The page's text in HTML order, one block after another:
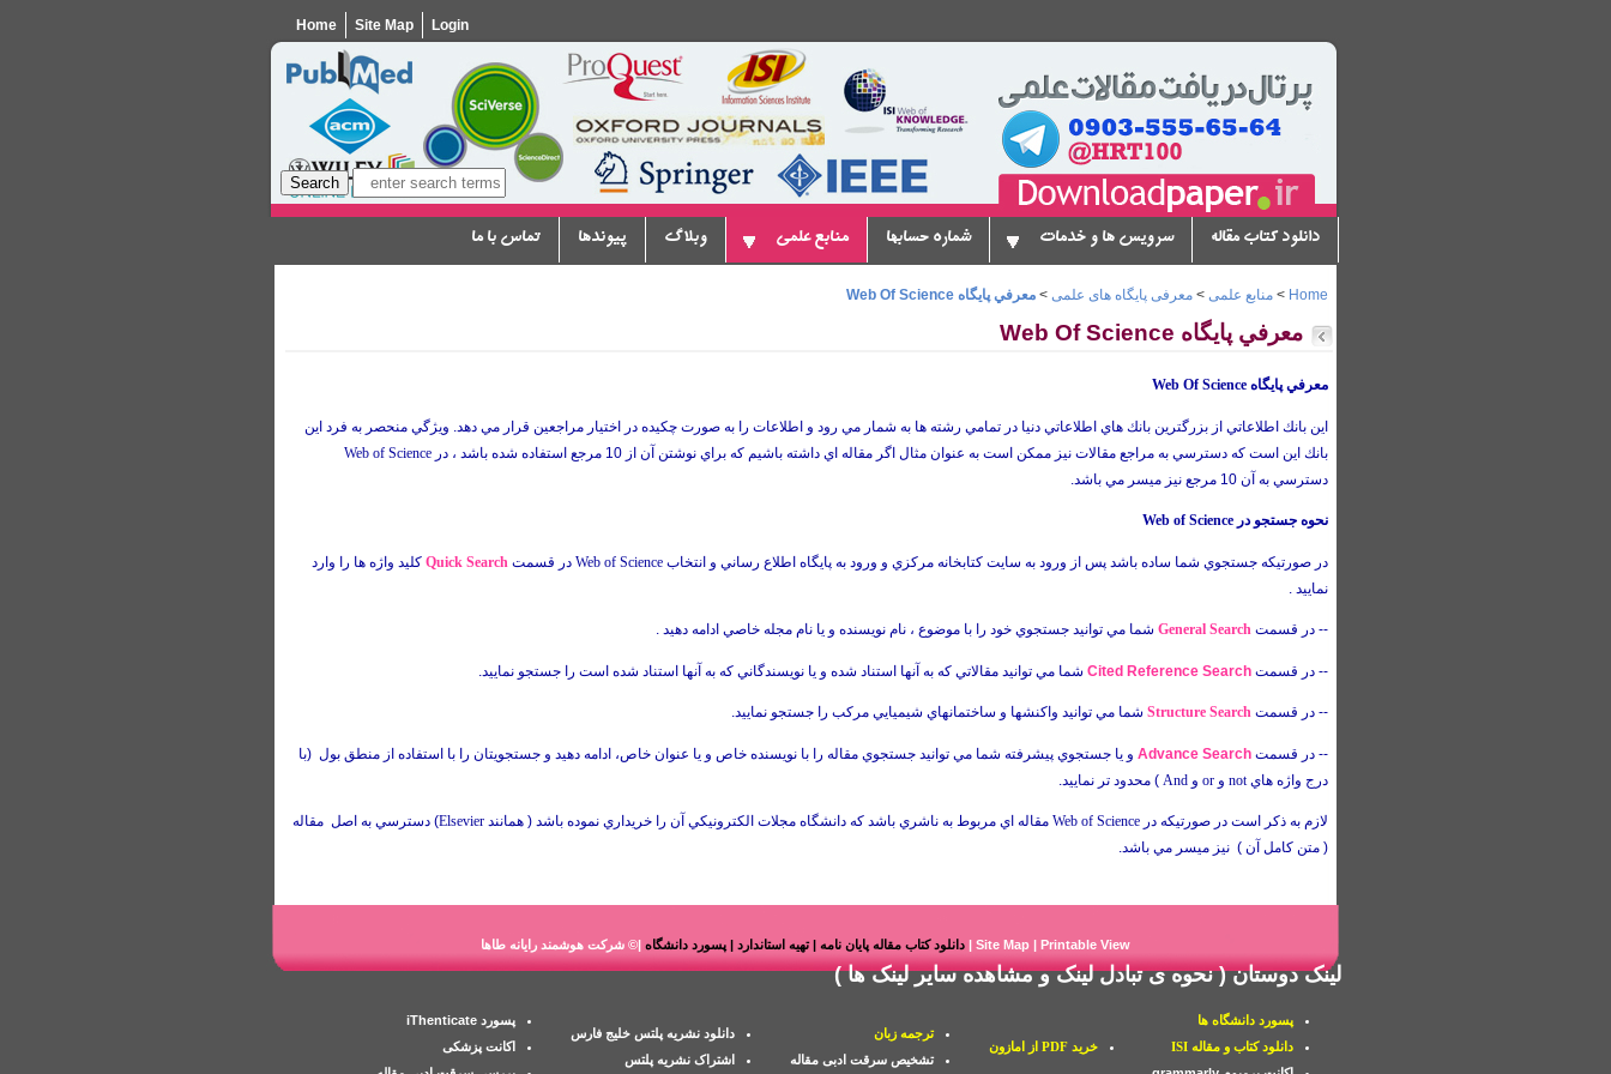
Home Site Map Login
دانلود کتاب مقاله سرویس ها و خدمات شماره حسابها منابع علمی وبلاگ پیوندها تماس با ما
Home
> منابع علمی > معرفی پایگاه های علمی > معرفي پايگاه Web Of Science
معرفي پايگاه Web Of Science
معرفي پايگاه Web Of Science
اين بانك اطلاعاتي از بزرگترين بانك هاي اطلاعاتي دنيا در تمامي رشته ها به شمار مي رود و اطلاعات را به صورت چكيده در اختيار مراجعين قرار مي دهد. ويژگي منحصر به فرد اين
بانك اين است كه دسترسي به مراجع مقالات نيز ممكن است به عنوان مثال اگر مقاله اي داشته باشيم كه براي نوشتن آن از 10 مرجع استفاده شده باشد ، در
Web of Science
دسترسي به آن 10 مرجع نيز ميسر مي باشد.
نحوه جستجو در Web of Science
در صورتيكه جستجوي شما ساده باشد پس از ورود به سايت كتابخانه مركزي و ورود به پايگاه اطلاع رساني و انتخاب Web of Science در قسمت Quick Search كليد واژه ها را وارد
نماييد .
-- در قسمت General Search شما مي توانيد جستجوي خود را با موضوع ، نام نويسنده و يا نام مجله خاصي ادامه دهيد .
-- در قسمت Cited Reference Search شما مي توانيد مقالاتي كه به آنها استناد شده و يا نويسندگاني كه به آنها استناد شده است را جستجو نماييد.
-- در قسمت Structure Search شما مي توانيد واكنشها و ساختمانهاي شيميايي مركب را جستجو نماييد.
-- در قسمت Advance Search و يا جستجوي پيشرفته شما مي توانيد جستجوي مقاله را با نويسنده خاص و يا عنوان خاص، ادامه دهيد و جستجويتان را با استفاده از منطق بول (با
درج واژه هاي not و or و And ) محدود تر نماييد.
لازم به ذكر است در صورتيكه در Web of Science مقاله اي مربوط به ناشري باشد كه دانشگاه مجلات الكترونيكي آن را خريداري نموده باشد ( همانند
) دسترسي به اصل مقاله
( متن كامل آن ) نيز ميسر مي باشد.
Site Map | Printable View
| دانلود کتاب مقاله پایان نامه | تهیه استاندارد | پسورد دانشگاه |© شرکت هوشمند رایانه طاها
لینک دوستان( نحوه یتبادل لینکومشاهده سایر لینک ها )
پسورد دانشگاه ها
دانلود کتاب و مقاله ISI
خرید PDF از امازون
ترجمه زبان
تشخیص سرقت ادبی مقاله
دانلود نشریه پلتس خلیج فارس
اشتراک نشریه پلتس
پسورد iThenticate
اکانت پزشکی